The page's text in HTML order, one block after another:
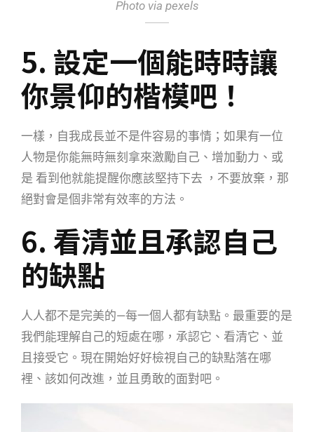
Photo via pexels
5. 設定一個能時時讓
你景仰的楷模吧！
一樣，自我成長並不是件容易的事情；如果有一位
人物是你能無時無刻拿來激勵自己、增加動力、或
是 看到他就能提醒你應該堅持下去 ，不要放棄，那
絕對會是個非常有效率的方法。
6. 看清並且承認自己
的缺點
人人都不是完美的—每一個人都有缺點。最重要的是
我們能理解自己的短處在哪，承認它、看清它、並
且接受它。現在開始好好檢視自己的缺點落在哪
裡、該如何改進，並且勇敢的面對吧。